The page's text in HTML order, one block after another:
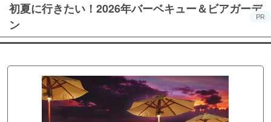
初夏に行きたい！2026年バーベキュー＆ビアガーデ
ン
PR